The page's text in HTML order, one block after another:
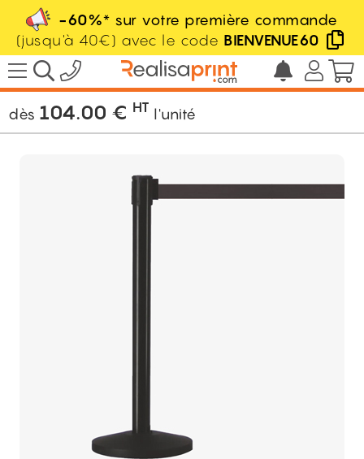
-60%* sur votre première commande
(jusqu'à 40€) avec le code BIENVENUE60
/ Signalétique / Barrière / Barrière
rétractable
dès 104.00 € HT l'unité